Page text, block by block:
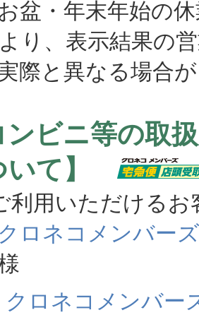
盆・年末年始の
り、表示結果の
と異なる場合が
ンビニ等の取
いて】
用いただけるお
クロネコメンバーズ
クロネコメンバー